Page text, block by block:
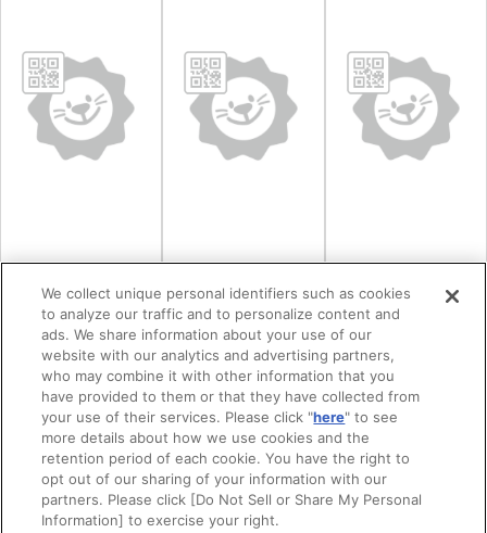
長野県霧ヶ峰自
然保護センター
しもすわ今昔館
おいでや
おんばしら館よ
いさ
We collect unique personal identifiers such as cookies
to analyze our traffic and to personalize content and
ads. We share information about your use of our
website with our analytics and advertising partners,
who may combine it with other information that you
have provided to them or that they have collected from
your use of their services. Please click "here" to see
more details about how we use cookies and the
retention period of each cookie. You have the right to
opt out of our sharing of your information with our
partners. Please click [Do Not Sell or Share My Personal
Information] to exercise your right.